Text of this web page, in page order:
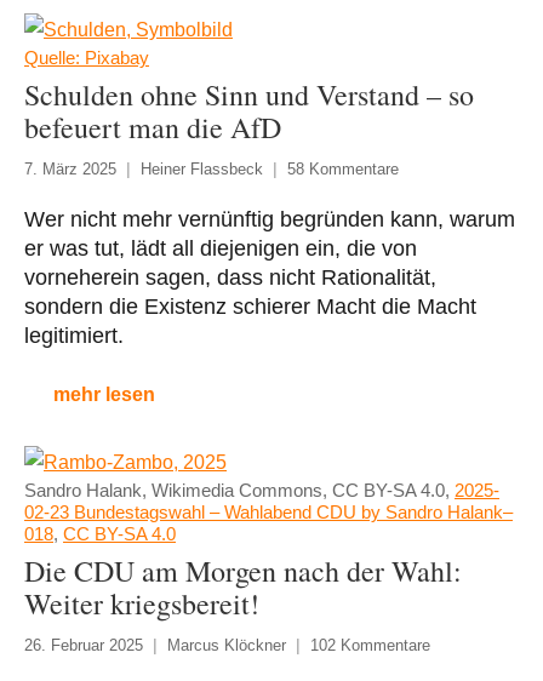
Quelle: Pixabay
Schulden ohne Sinn und Verstand – so
befeuert man die AfD
7. März 2025 Heiner Flassbeck 58 Kommentare
Wer nicht mehr vernünftig begründen kann, warum
er was tut, lädt all diejenigen ein, die von
vorneherein sagen, dass nicht Rationalität,
sondern die Existenz schierer Macht die Macht
legitimiert.
mehr lesen
Sandro Halank, Wikimedia Commons, CC BY-SA 4.0, 2025-
02-23 Bundestagswahl – Wahlabend CDU by Sandro Halank–
018, CC BY-SA 4.0
Die CDU am Morgen nach der Wahl:
Weiter kriegsbereit!
26. Februar 2025 Marcus Klöckner 102 Kommentare